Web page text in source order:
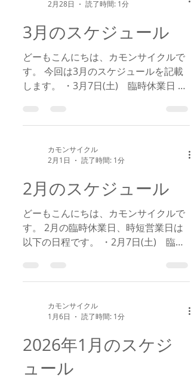
2月28日 読了時間: 1分
3月のスケジュール
どーもこんにちは、カモンサイクルで
す。 今回は3月のスケジュールを記載
します。 ・3月7日(土) 臨時休業日 ・
お困りの方にはご不便お掛けします
カモンサイクル
2月1日
読了時間: 1分
2月のスケジュール
どーもこんにちは、カモンサイクルで
す。 2月の臨時休業日、時短営業日は
以下の日程です。 ・2月7日(土) 臨時
をお掛けしますが、何卒ご理解くださ
m(__)m
カモンサイクル
1月6日
読了時間: 1分
2026年1月のスケジ
ュール